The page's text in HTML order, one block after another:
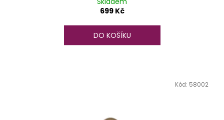
699 Kč
DO KOŠÍKU
Kód: 58002